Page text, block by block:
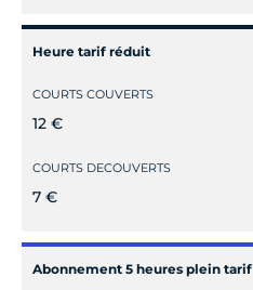
Heure tarif réduit
COURTS COUVERTS
12 €
COURTS DECOUVERTS
7 €
Abonnement 5 heures plein tarif